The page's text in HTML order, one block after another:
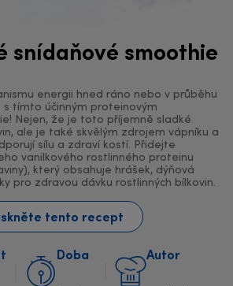
snídaňové smoothie
energii hned ráno nebo v průběhu
s tímto účinným proteinovým
Nejen, že je toto příjemně sladké
ale je také skvělým zdrojem vápníku a
sílu a zdraví kostí. Přidejte
vanilkového rostlinného proteinu
který obsahuje hrášek, dýňová
pro zdravou dávku rostlinných bílkovin.
tento recept
Doba Autor